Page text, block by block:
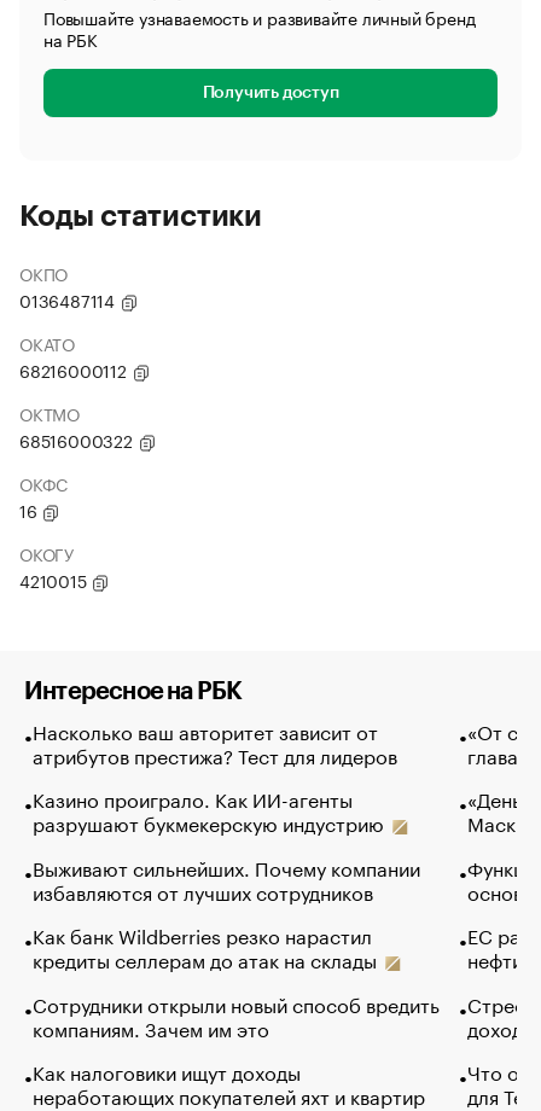
Повышайте узнаваемость и развивайте личный бренд
на РБК
Получить доступ
Коды статистики
ОКПО
0136487114
ОКАТО
68216000112
ОКТМО
68516000322
ОКФС
16
ОКОГУ
4210015
Интересное на РБК
Насколько ваш авторитет зависит от
атрибутов престижа? Тест для лидеров
Казино проиграло. Как ИИ-агенты
разрушают букмекерскую индустрию
Выживают сильнейших. Почему компании
избавляются от лучших сотрудников
Как банк Wildberries резко нарастил
кредиты селлерам до атак на склады
Сотрудники открыли новый способ вредить
компаниям. Зачем им это
Как налоговики ищут доходы
неработающих покупателей яхт и квартир
«От
глава
Маск в
основ
ЕС
нефти
Что
для